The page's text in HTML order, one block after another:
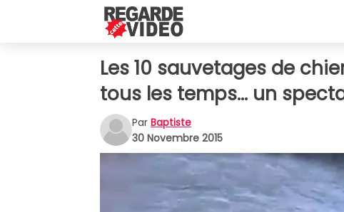
Les 10 sauvetages de
tous les temps... un
Par Baptiste
30 Novembre 2015